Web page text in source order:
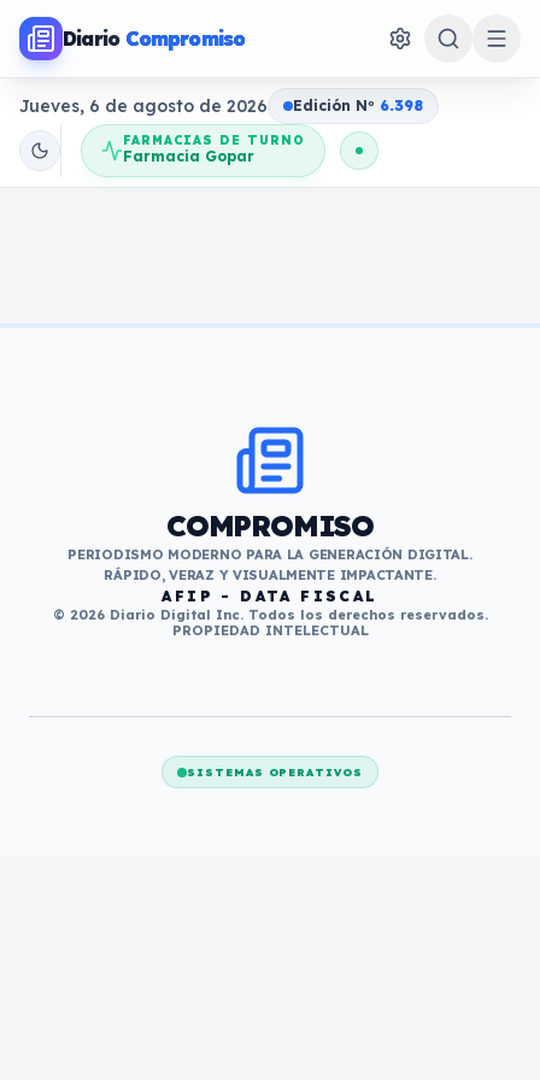
Diario Compromiso
Jueves, 6 de agosto de 2026 Edición No 6.398
FARMACIAS DE TURNO
Farmacia Gopar
COMPROMISO
PERIODISMO MODERNO PARA LA GENERACIÓN DIGITAL.
RÁPIDO, VERAZ Y VISUALMENTE IMPACTANTE.
AFIP - DATA FISCAL
© 2026 Diario Digital Inc. Todos los derechos reservados.
PROPIEDAD INTELECTUAL
SISTEMAS OPERATIVOS